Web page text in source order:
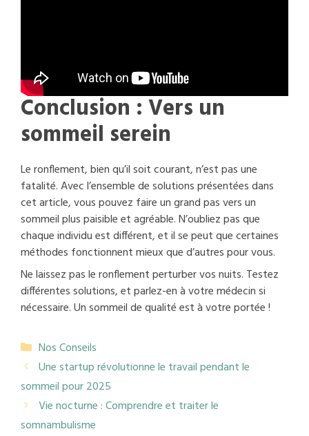
Conclusion : Vers un
sommeil serein
Le ronflement, bien qu’il soit courant, n’est pas une
fatalité. Avec l’ensemble de solutions présentées dans
cet article, vous pouvez faire un grand pas vers un
sommeil plus paisible et agréable. N’oubliez pas que
chaque individu est différent, et il se peut que certaines
méthodes fonctionnent mieux que d’autres pour vous.
Ne laissez pas le ronflement perturber vos nuits. Testez
différentes solutions, et parlez-en à votre médecin si
nécessaire. Un sommeil de qualité est à votre portée !
Catégories
Nos Conseils
Une startup révolutionne le travail pendant le
sommeil pour 2025
Vie nocturne : Comprendre et traiter le
somnambulisme